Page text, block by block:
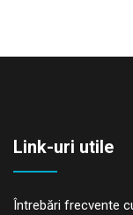
Link-uri utile
Întrebări frecvente